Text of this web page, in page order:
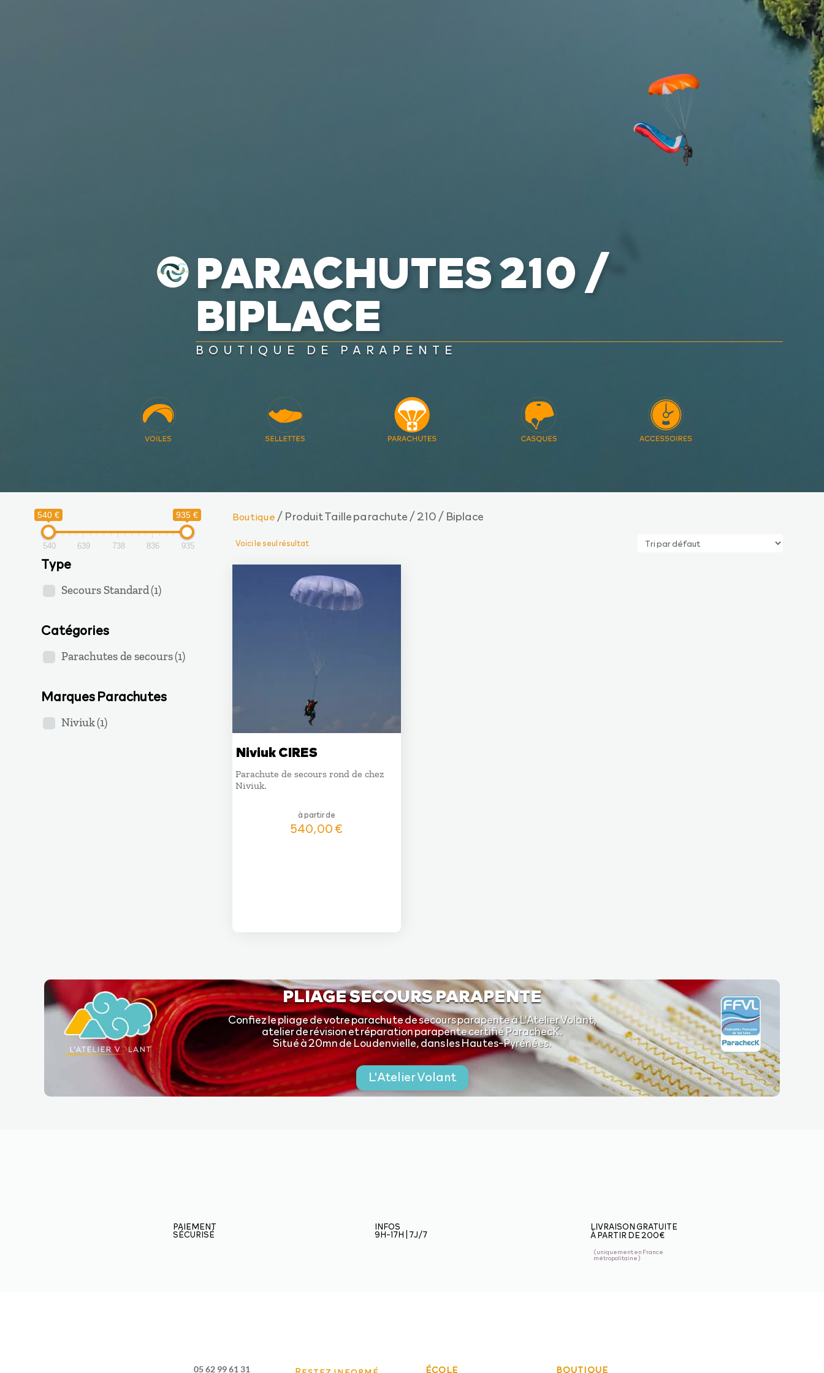

PARACHUTES 210 /
BIPLACE
BOUTIQUE DE PARAPENTE
540 € 935 €
540 639 738 836 935
Type
Secours Standard(1)
Catégories
Parachutes de secours(1)
Marques Parachutes
Niviuk(1)
Boutique / Produit Taille parachute / 210 / Biplace
Voici le seul résultat
Niviuk CIRES
Parachute de secours rond de chez
Niviuk.
à partir de
540,00€
PLIAGE SECOURS PARAPENTE
Confiez le pliage de votre parachute de secours parapente à L'Atelier Volant,
atelier de révision et réparation parapente certifié ParachecK.
Situé à 20mn de Loudenvielle, dans les Hautes-Pyrénées.
L'Atelier Volant
PAIEMENT
SÉCURISÉ
INFOS
9H-17H | 7J/7
LIVRAISON GRATUITE
À PARTIR DE 200€
(uniquement en France
métropolitaine)
05 62 99 61 31 ÉCOLE BOUTIQUE
VÊTEMENTS